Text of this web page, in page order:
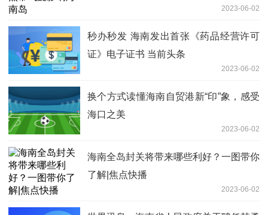
2023-06-02
秒办秒发 海南发出首张《药品经营许可
证》电子证书 当前头条
2023-06-02
换个方式读懂海南自贸港新“印”象，感受
海口之美
2023-06-02
海南全岛封关将带来哪些利好？一图带你
了解|焦点快播
2023-06-02